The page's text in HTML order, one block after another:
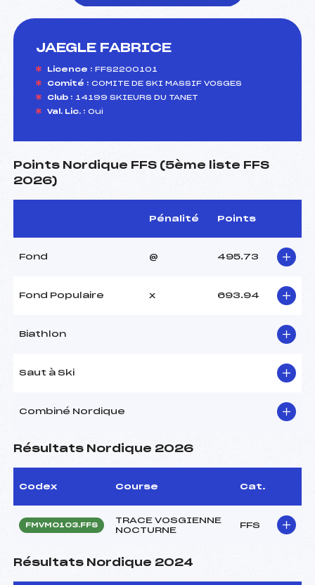
JAEGLE FABRICE
Licence : FFS2200101
Comité : COMITE DE SKI MASSIF VOSGES
Club : 14199 SKIEURS DU TANET
Val. Lic. : Oui
Points Nordique FFS (5ème liste FFS
2026)
Pénalité Points
Fond @ 495.73
Fond Populaire x 693.94
Biathlon
Saut à Ski
Combiné Nordique
Résultats Nordique 2026
Codex Course Cat.
FMVM0103.FFS
TRACE VOSGIENNE
NOCTURNE
FFS
Résultats Nordique 2024